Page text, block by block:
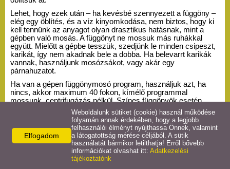
Lehet, hogy ezek után – ha kevésbé szennyezett a függöny –
elég egy öblítés, és a víz kinyomkodása, nem biztos, hogy ki
kell tennünk az anyagot olyan drasztikus hatásnak, mint a
gépben való mosás. A függönyt ne mossuk más ruhákkal
együtt. Mielőtt a gépbe tesszük, szedjünk le minden csipeszt,
karikát, így nem akadnak bele a dobba. Ha belevarrt karikák
vannak, használjunk mosózsákot, vagy akár egy
párnahuzatot.
Ha van a gépen függönymosó program, használjuk azt, ha
nincs, akkor maximum 40 fokon, kímélő programmal
mossunk, centrifugázás nélkül. Színes függönyök esetén
figyeljünk a színekre, és lehet, hogy színfogót is használnunk
Ha kivettük a gépből, ne csavarjuk ki a függönyöket, legfeljebb
összehajtva nyomkodjuk ki valamelyest. A függönynek az a
legjobb, ha még nedvesen fel tudjuk aggatni a helyére, hogy ott
száradjon meg. Így vasalni sem kell, és ezzel magunkat is
kíméljük. Arra viszont figyeljünk, hogy ne túl vizesen tegyük fel
Elfogadom
Weboldalunk sütiket (cookie) használ működése
folyamán annak érdekében, hogy a legjobb
felhasználói élményt nyújthassa Önnek, valamint
a látogatottság mérése céljából. A sütik
használatát bármikor letilthatja! Erről bővebb
információkat olvashat itt: Adatkezelési
tájékoztatónk